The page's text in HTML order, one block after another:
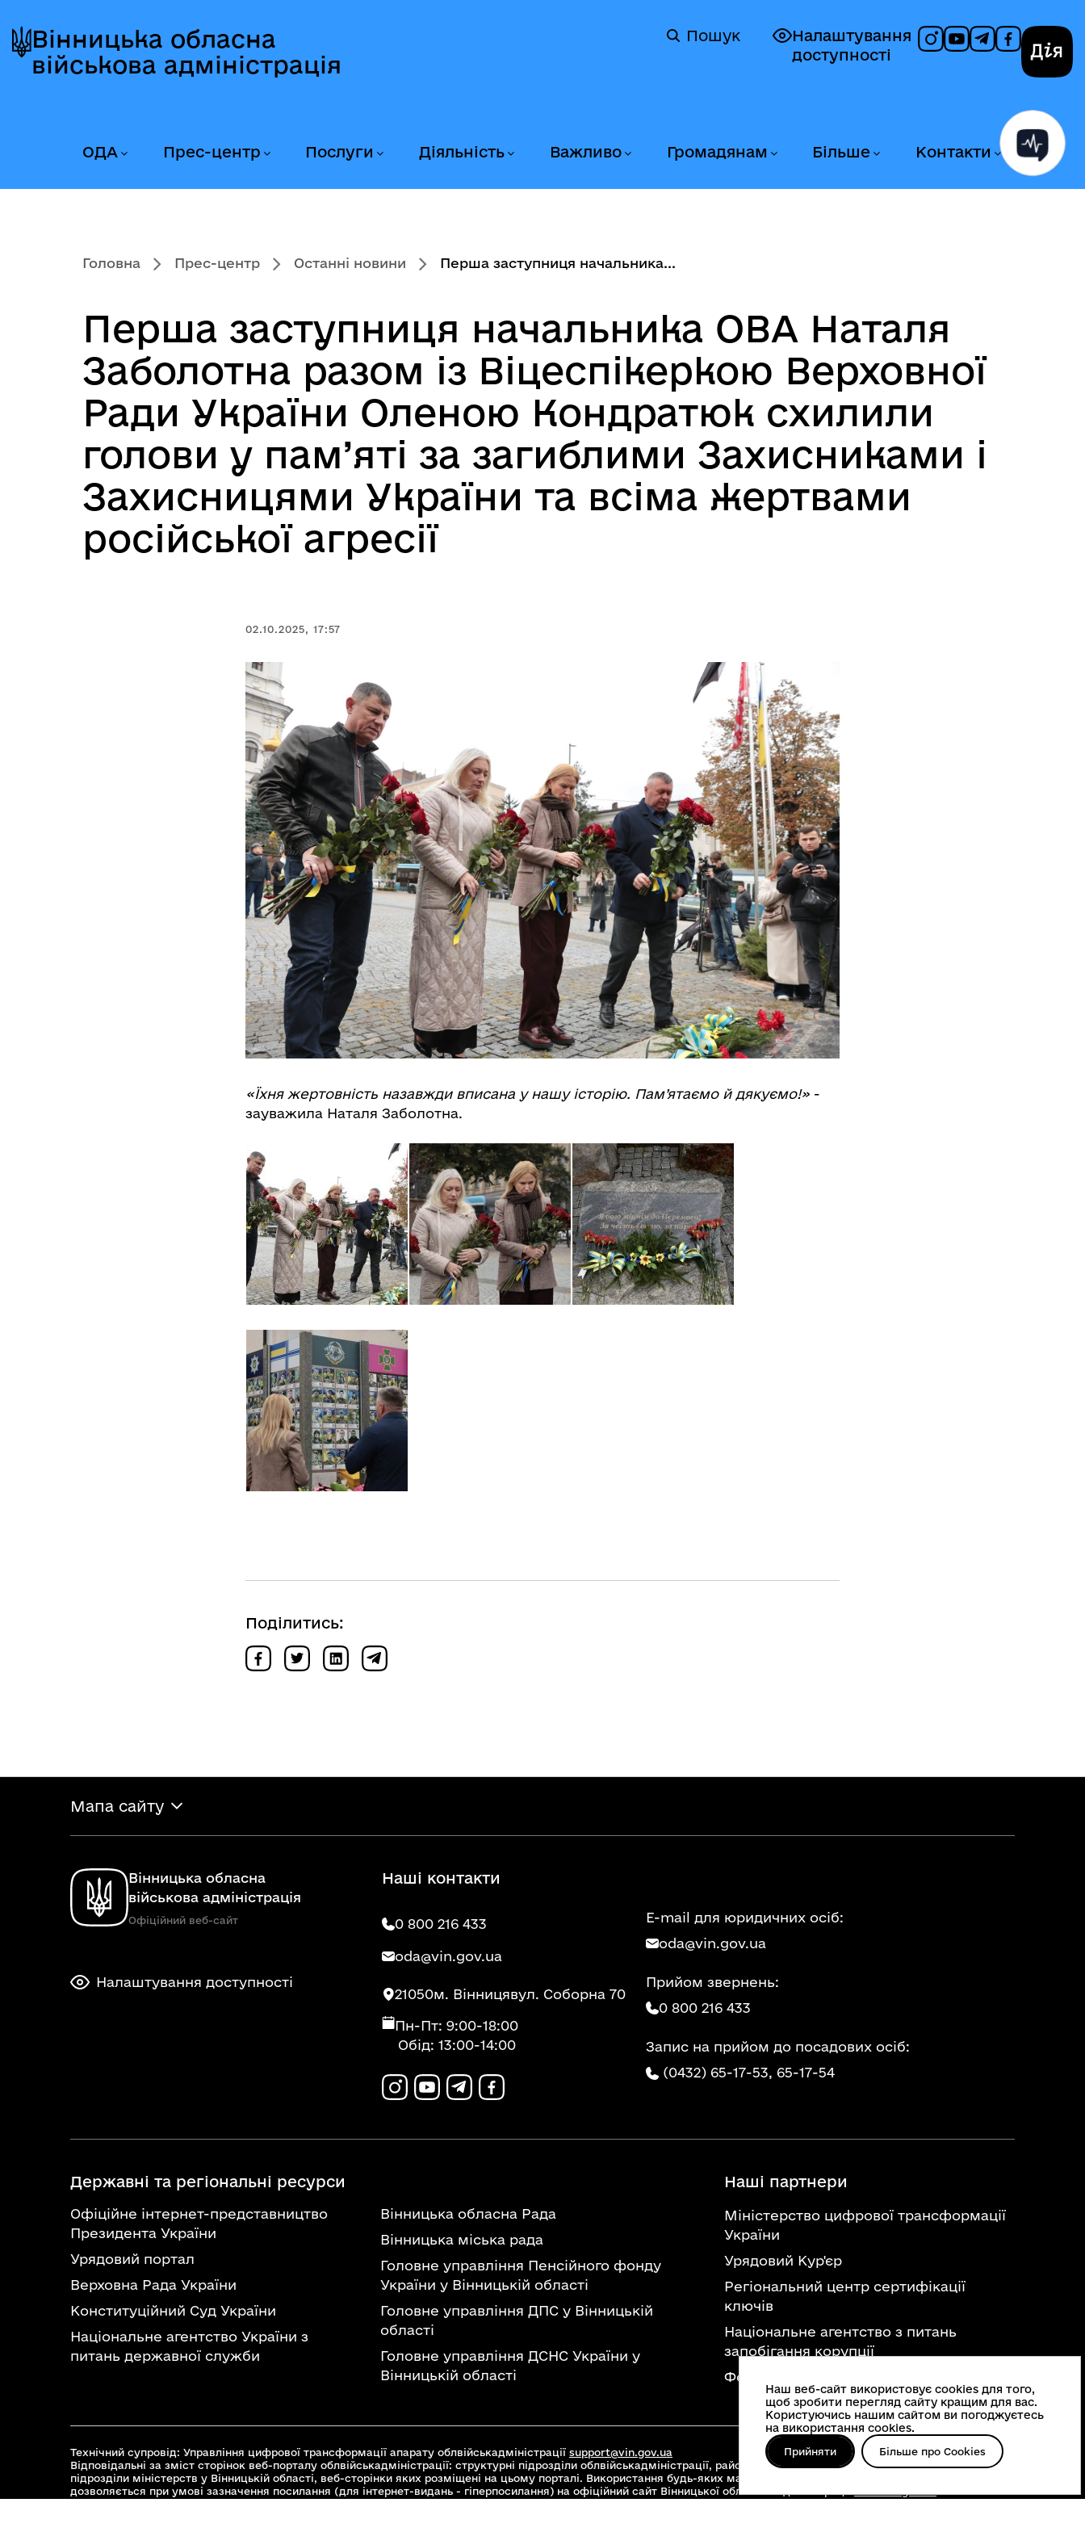
до
головного
до
головного
вмісту
до
головного
колонтитула
Вінницька обласна
військова адміністрація
Налаштування
доступності
Пошук
ОДА Прес-центр Послуги Діяльність Важливо Громадянам Більше Контакти
Головна Прес-центр Останні новини Перша заступниця начальника...
Перша заступниця начальника ОВА Наталя
Заболотна разом із Віцеспікеркою Верховної
Ради України Оленою Кондратюк схилили
голови у пам’яті за загиблими Захисниками і
Захисницями України та всіма жертвами
російської агресії
02.10.2025, 17:57
«Їхня жертовність назавжди вписана у нашу історію. Пам’ятаємо й дякуємо!» -
зауважила Наталя Заболотна.
Поділитись:
Мапа сайту
Вінницька обласна
військова адміністрація
Офіційний веб-сайт
Налаштування доступності
Наші контакти
0 800 216 433
oda@vin.gov.ua
21050м. Вінницявул. Соборна 70
Пн-Пт: 9:00-18:00
Обід: 13:00-14:00
E-mail для юридичних осіб:
oda@vin.gov.ua
Прийом звернень:
0 800 216 433
Запис на прийом до посадових осіб:
(0432) 65-17-53, 65-17-54
Державні та регіональні ресурси
Офіційне інтернет-представництво
Президента України
Урядовий портал
Верховна Рада України
Конституційний Суд України
Національне агентство України з
питань державної служби
Вінницька обласна Рада
Вінницька міська рада
Головне управління Пенсійного фонду
України у Вінницькій області
Головне управління ДПС у Вінницькій
області
Головне управління ДСНС України у
Вінницькій області
Наші партнери
Міністерство цифрової трансформації
України
Урядовий Кур'єр
Регіональний центр сертифікації
ключів
Національне агентство з питань
запобігання корупції
Федерація професійних спілок України
Технічний супровід: Управління цифрової трансформації апарату облвійськадміністрації support@vin.gov.ua
Відповідальні за зміст сторінок веб-порталу облвійськадміністрації: структурні підрозділи облвійськадміністрації, районні військові адміністрації, територіальні
підрозділи міністерств у Вінницькій області, веб-сторінки яких розміщені на цьому порталі. Використання будь-яких матеріалів, що опубліковані на цьому сайті,
дозволяється при умові зазначення посилання (для інтернет-видань - гіперпосилання) на офіційний сайт Вінницької облвійськадміністрації
Наш веб-сайт використовує cookies для того,
щоб зробити перегляд сайту кращим для вас.
Користуючись нашим сайтом ви погоджуєтесь
на використання cookies.
Прийняти Більше про Cookies